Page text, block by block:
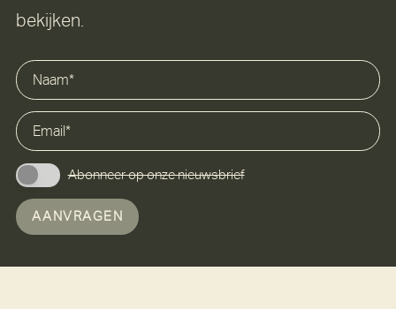
Abonneer op onze nieuwsbrief
AANVRAGEN
bekijken.